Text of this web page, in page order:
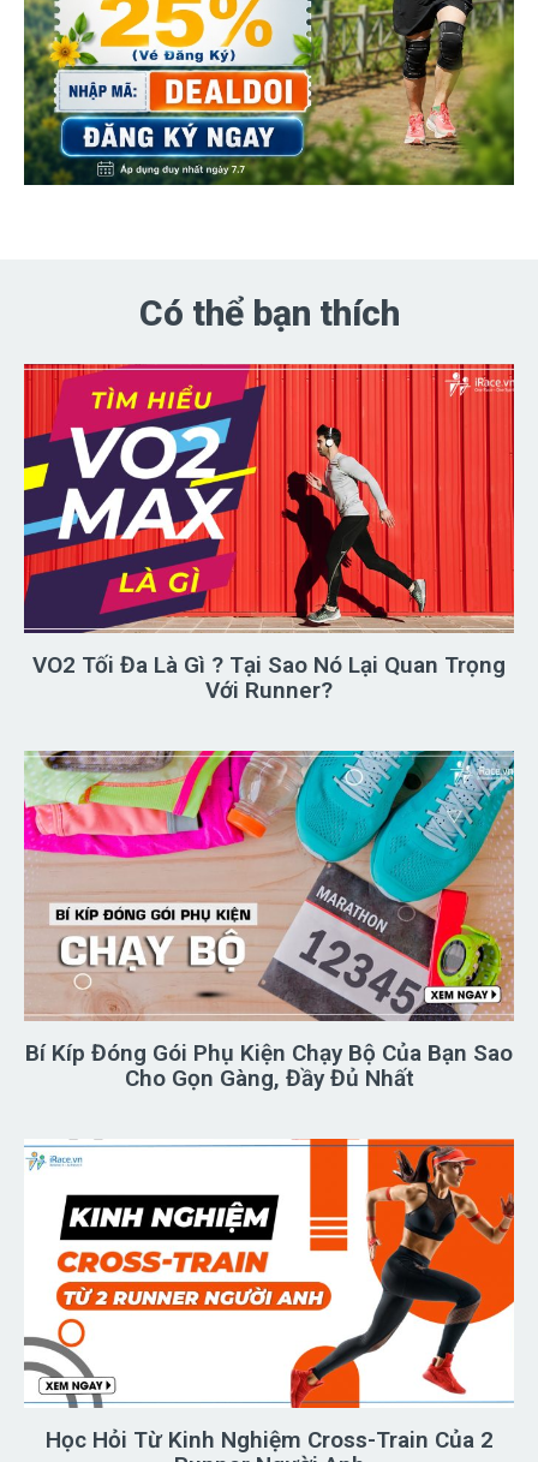
Có thể bạn thích
VO2 Tối Đa Là Gì ? Tại Sao Nó Lại Quan Trọng
Với Runner?
Bí Kíp Đóng Gói Phụ Kiện Chạy Bộ Của Bạn Sao
Cho Gọn Gàng, Đầy Đủ Nhất
Học Hỏi Từ Kinh Nghiệm Cross-Train Của 2